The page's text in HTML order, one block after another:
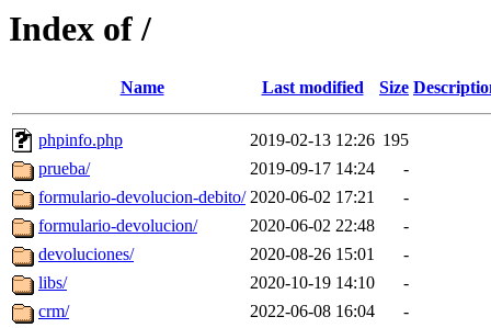
Index of /
Name Last modified Size
phpinfo.php 2019-02-13 12:26 195
prueba/
2019-09-17 14:24
-
formulario-devolucion-debito/ 2020-06-02 17:21
-
formulario-devolucion/
2020-06-02 22:48
-
devoluciones/
2020-08-26 15:01
-
libs/
2020-10-19 14:10
-
crm/
2022-06-08 16:04
-